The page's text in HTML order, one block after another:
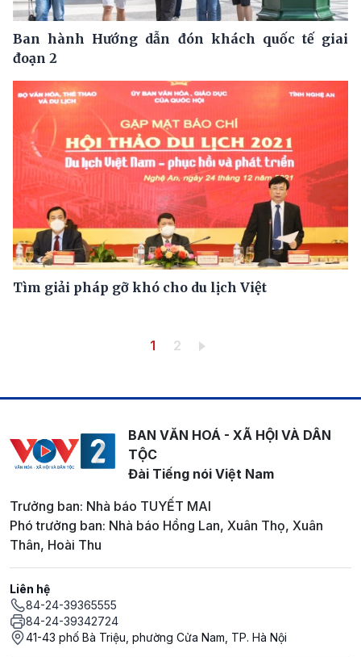
Ban hành Hướng dẫn đón khách quốc tế giai
đoạn 2
Tìm giải pháp gỡ khó cho du lịch Việt
Trang hiện thời
1 Trang
2
BAN VĂN HOÁ - XÃ HỘI VÀ DÂN
TỘC
Đài Tiếng nói Việt Nam
Trưởng ban: Nhà báo TUYẾT MAI
Phó trưởng ban: Nhà báo Hồng Lan, Xuân Thọ, Xuân
Thân, Hoài Thu
Liên hệ
84-24-39365555
84-24-39342724
41-43 phố Bà Triệu, phường Cửa Nam, TP. Hà Nội